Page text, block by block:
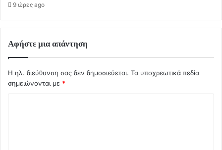
9 ώρες ago
Αφήστε μια απάντηση
Η ηλ. διεύθυνση σας δεν δημοσιεύεται. Τα υποχρεωτικά πεδία
σημειώνονται με *